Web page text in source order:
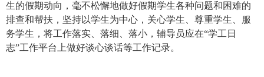
生的假期动向，毫不松懈地做好假期学生各种问题和困难的
排查和帮扶，坚持以学生为中心，关心学生、尊重学生、服
务学生，将工作落实、落细、落小，辅导员应在“学工日
志”工作平台上做好谈心谈话等工作记录。